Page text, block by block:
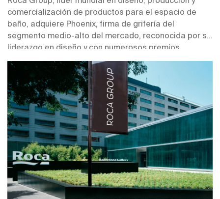
comercialización de productos para el espacio de
baño, adquiere Phoenix, firma de grifería del
segmento medio-alto del mercado, reconocida por su
liderazgo en diseño y con numerosos premios